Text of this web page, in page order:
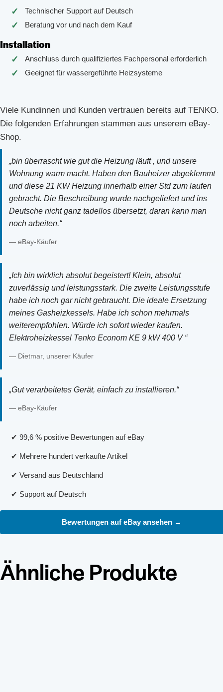
Technischer Support auf Deutsch
Beratung vor und nach dem Kauf
Installation
Anschluss durch qualifiziertes Fachpersonal erforderlich
Geeignet für wassergeführte Heizsysteme
Viele Kundinnen und Kunden vertrauen bereits auf TENKO.
Die folgenden Erfahrungen stammen aus unserem eBay-
Shop.
„bin überrascht wie gut die Heizung läuft , und unsere
Wohnung warm macht. Haben den Bauheizer abgeklemmt
und diese 21 KW Heizung innerhalb einer Std zum laufen
gebracht. Die Beschreibung wurde nachgeliefert und ins
Deutsche nicht ganz tadellos übersetzt, daran kann man
noch arbeiten.“
— eBay-Käufer
„Ich bin wirklich absolut begeistert! Klein, absolut
zuverlässig und leistungsstark. Die zweite Leistungsstufe
habe ich noch gar nicht gebraucht. Die ideale Ersetzung
meines Gasheizkessels. Habe ich schon mehrmals
weiterempfohlen. Würde ich sofort wieder kaufen.
Elektroheizkessel Tenko Econom KE 9 kW 400 V “
— Dietmar, unserer Käufer
„Gut verarbeitetes Gerät, einfach zu installieren.“
— eBay-Käufer
✔ 99,6 % positive Bewertungen auf eBay
✔ Mehrere hundert verkaufte Artikel
✔ Versand aus Deutschland
✔ Support auf Deutsch
Bewertungen auf eBay ansehen →
Ähnliche Produkte